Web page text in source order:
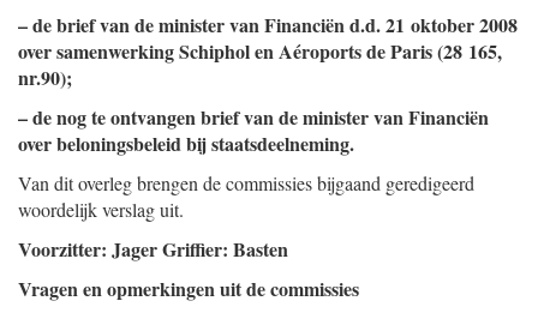
– de brief van de minister van Financiën d.d. 21 oktober 2008
over samenwerking Schiphol en Aéroports de Paris (28 165,
nr.90);
– de nog te ontvangen brief van de minister van Financiën
over beloningsbeleid bij staatsdeelneming.
Van dit overleg brengen de commissies bijgaand geredigeerd
woordelijk verslag uit.
Voorzitter: Jager Griffier: Basten
Vragen en opmerkingen uit de commissies